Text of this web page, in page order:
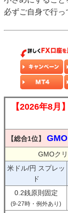
必ずご自身で行っ
【2026年8月
【総合1位】
GMOク
米ドル/円 スプレッ
ド
0.2銭原則固定
(9-27時・例外あり)